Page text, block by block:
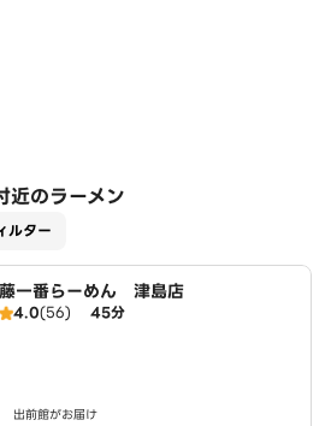
近のラーメン
ルター
藤一番らーめん 津島店
4.0(56) 45分
出前館がお届け